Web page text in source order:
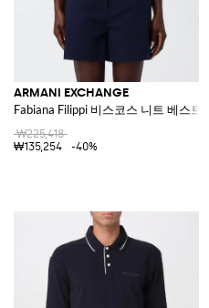
ARMANI EXCHANGE
Fabiana Filippi 비스코스 니트 베스트
₩225,418
₩135,254
-40%